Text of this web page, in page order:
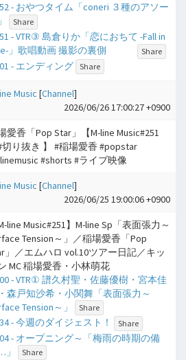
- おやつタイム「coneri ３種のアソー
Share
- VTR③ 島倉りか「恋におちて -Fall in
」歌唱動画 撮影の裏側
Share
- エンディング Share
Music [Channel]
2026/06/26 17:00:27 +0900
愛香「Pop Star」【M-line Music#251
切り抜き 】 #稲場愛香 #popstar
#shorts #ライブ映像
Music [Channel]
2026/06/25 19:00:06 +0900
M-line Music#251】M-line Sp「表面張力～
Tension～」／稲場愛香「Pop
」／エムハロ vol.10ツアー日記／キッ
MC 稲場愛香・小林萌花
- VTR① 譜久村聖・佐藤優樹・宮本佳
森戸知沙希・小関舞「表面張力～
Tension～」
Share
- 今週のダイジェスト！ Share
- オープニング～「梅雨の時期の備
Share